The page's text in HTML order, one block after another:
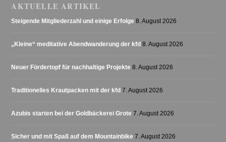
AKTUELLE ARTIKEL
Steigende Mitgliederzahl und einige Erfolge 8. August 2026
„Kleine“ meditative Abendwanderung der kfd 8. August 2026
Neuer Fördertopf für nachhaltige Projekte 8. August 2026
Traditionelles Krautpacken mit der kfd 7. August 2026
Azubis starten bei der Goldbäckerei Grote 7. August 2026
Sicher und mit Spaß auf dem Mountainbike 7. August 2026